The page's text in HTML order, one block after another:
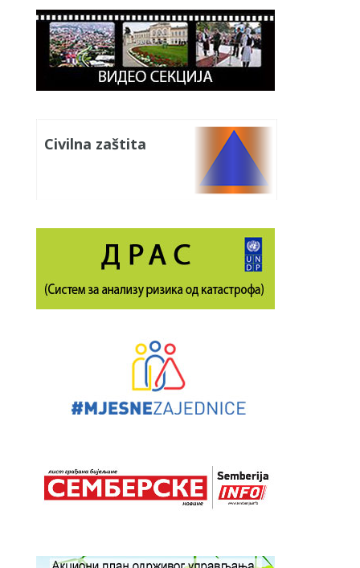
Civilna zaštita